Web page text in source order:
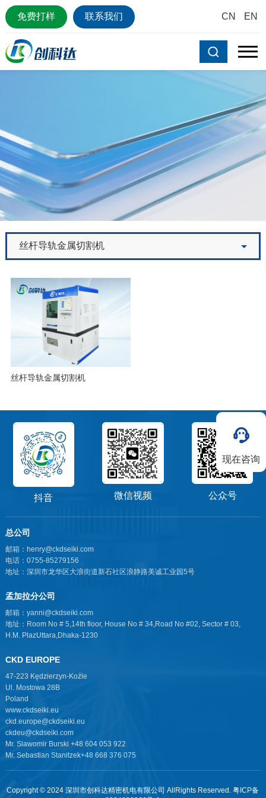
CN EN
免费打样 联系我们
丝杆导轨金属切割机
丝杆导轨金属切割机
抖音 微信视频 公众号
总公司
邮箱：henry@ckdseiki.com
电话：0755-85279156
地址：深圳市龙华区大浪街道新石社区浪静路美诚工业园5号
孟加拉分公司
邮箱：yanni@ckdseiki.com
地址：Room No # 5,14th floor, House No # 34,Road No #02, Sector # 03,
H.M. PlazUttara,Dhaka-1230
CKD EUROPE
47-223 Kędzierzyn-Koźle
Ul. Mostowa 28B
Poland
www.ckdseiki.eu
ckd.europe@ckdseiki.eu
ckdeu@ckdseiki.com
Mr. Slawomir Burski +48 604 053 922
Mr. Sebastian Stanitzek+48 668 376 075
Copyright © 2024 深圳市创科达精密机电有限公司 AllRights Reserved.粤ICP备
现在咨询